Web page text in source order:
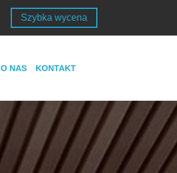
Szybka wycena
O NAS KONTAKT